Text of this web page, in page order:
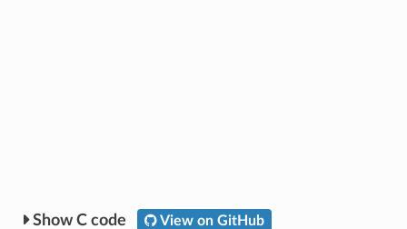
C code View on GitHub